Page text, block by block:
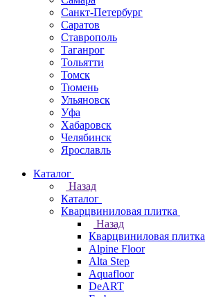
Санкт-Петербург
Саратов
Ставрополь
Таганрог
Тольятти
Томск
Тюмень
Ульяновск
Уфа
Хабаровск
Челябинск
Ярославль
Каталог
Назад
Каталог
Кварцвиниловая плитка
Назад
Кварцвиниловая плитка
Alpine Floor
Alta Step
Aquafloor
DeART